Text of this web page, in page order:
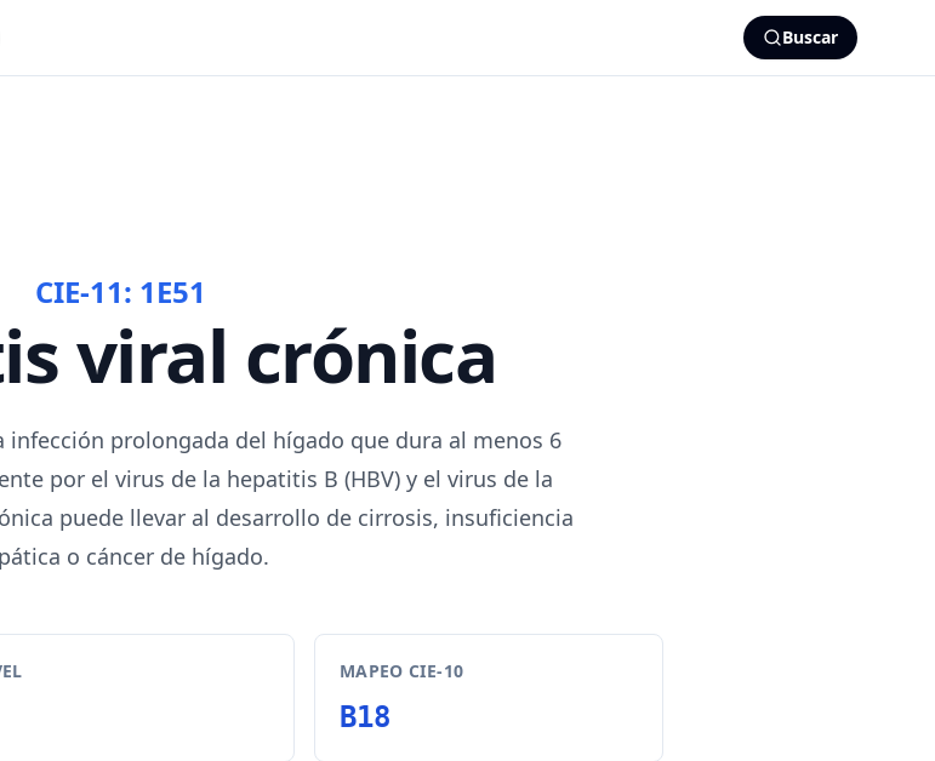
Buscar
CIE-11: 1E51
viral crónica
infección prolongada del hígado que dura al menos 6
por el virus de la hepatitis B (HBV) y el virus de la
puede llevar al desarrollo de cirrosis, insuficiencia
o cáncer de hígado.
MAPEO CIE-10
B18